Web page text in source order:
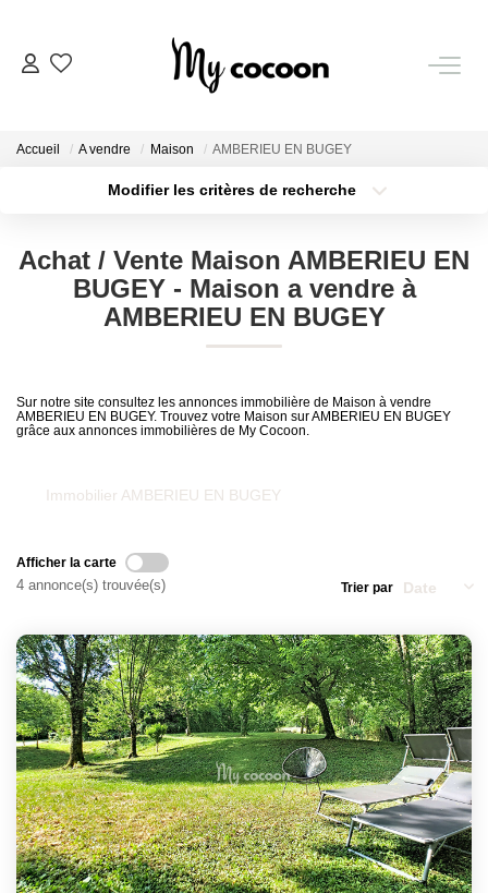
NOS PRESTATIONS
NOTRE AGENCE
Qui Sommes-Nous
CONTACT
Accueil A vendre Maison AMBERIEU EN BUGEY
Modifier les critères de recherche
Surface min
Plus de critères Créer une alerte
Achat / Vente Maison AMBERIEU EN
BUGEY - Maison a vendre à
AMBERIEU EN BUGEY
Sur notre site consultez les annonces immobilière de Maison à vendre
AMBERIEU EN BUGEY. Trouvez votre Maison sur AMBERIEU EN BUGEY
grâce aux annonces immobilières de My Cocoon.
Immobilier AMBERIEU EN BUGEY
Afficher la carte
4 annonce(s) trouvée(s) Trier par